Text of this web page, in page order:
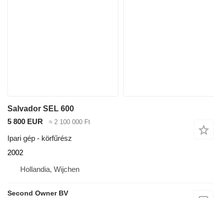
Salvador SEL 600
5 800 EUR
≈ 2 100 000 Ft
Ipari gép - körfűrész
2002
Hollandia, Wijchen
Second Owner BV